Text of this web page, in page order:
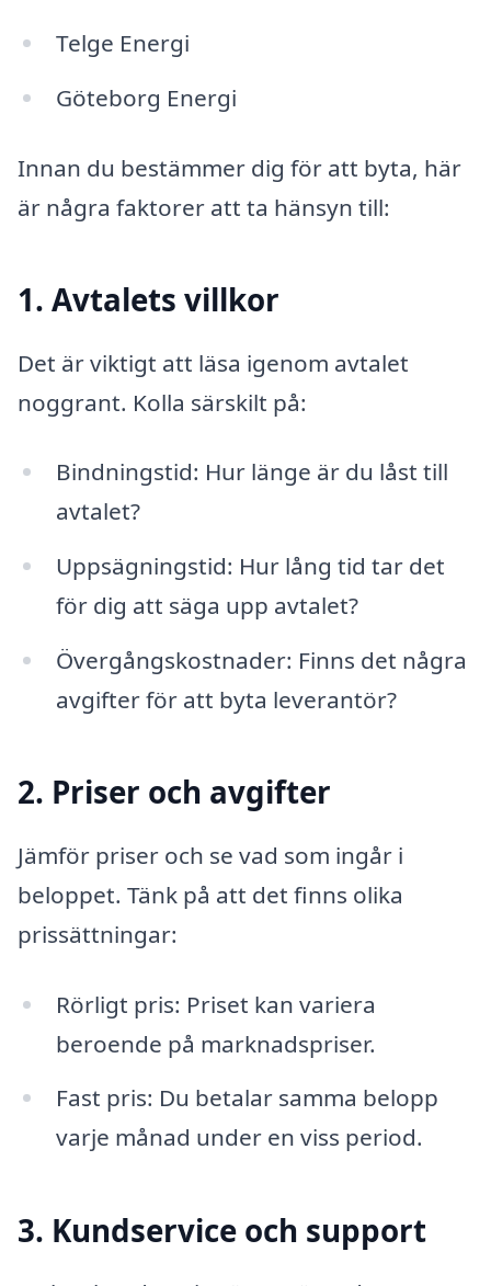
Telge Energi
Göteborg Energi
Innan du bestämmer dig för att byta, här
är några faktorer att ta hänsyn till:
1. Avtalets villkor
Det är viktigt att läsa igenom avtalet
noggrant. Kolla särskilt på:
Bindningstid: Hur länge är du låst till
avtalet?
Uppsägningstid: Hur lång tid tar det
för dig att säga upp avtalet?
Övergångskostnader: Finns det några
avgifter för att byta leverantör?
2. Priser och avgifter
Jämför priser och se vad som ingår i
beloppet. Tänk på att det finns olika
prissättningar:
Rörligt pris: Priset kan variera
beroende på marknadspriser.
Fast pris: Du betalar samma belopp
varje månad under en viss period.
3. Kundservice och support